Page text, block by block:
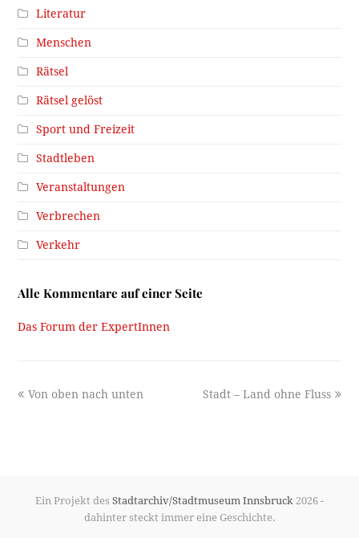
Literatur
Menschen
Rätsel
Rätsel gelöst
Sport und Freizeit
Stadtleben
Veranstaltungen
Verbrechen
Verkehr
Alle Kommentare auf einer Seite
Das Forum der ExpertInnen
previous
Von oben nach unten
next
Stadt – Land ohne Fluss
Ein Projekt des Stadtarchiv/Stadtmuseum Innsbruck 2026 -
dahinter steckt immer eine Geschichte.